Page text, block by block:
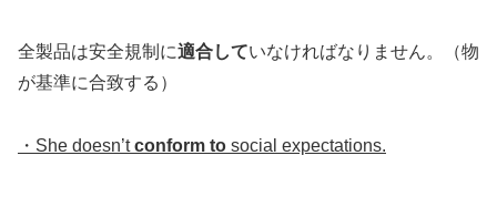
全製品は安全規制に適合していなければなりません。（物
が基準に合致する）
・She doesn’tconform to social expectations.